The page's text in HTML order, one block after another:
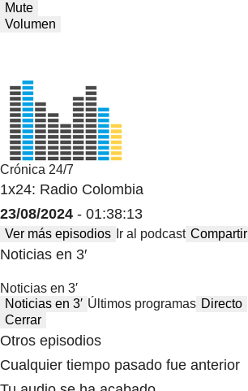
Mute
Volumen
Crónica 24/7
1x24: Radio Colombia
23/08/2024 - 01:38:13
Ver más episodios Ir al podcast Compartir
Noticias en 3′
Noticias en 3′
Noticias en 3′ Últimos programas Directo
Cerrar
Otros episodios
Cualquier tiempo pasado fue anterior